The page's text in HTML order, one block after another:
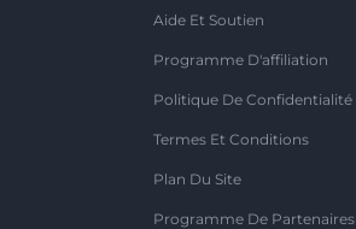
Aide Et Soutien
Programme D'affiliation
Politique De Confidentialité
Termes Et Conditions
Plan Du Site
Programme De Partenaires